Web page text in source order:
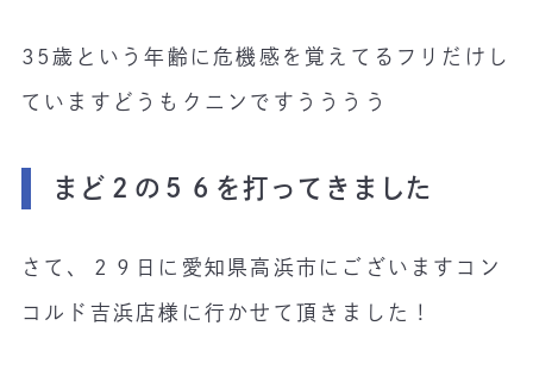
35歳という年齢に危機感を覚えてるフリだけし
ていますどうもクニンですうううう
まど２の５６を打ってきました
さて、２９日に愛知県高浜市にございますコン
コルド吉浜店様に行かせて頂きました！